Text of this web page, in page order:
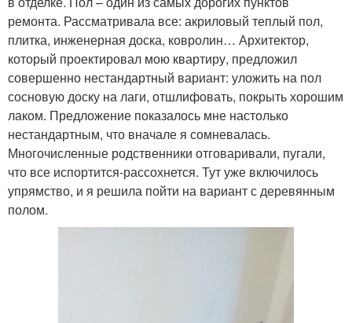
ремонта. Рассматривала все: акриловый теплый пол,
плитка, инженерная доска, ковролин… Архитектор,
который проектировал мою квартиру, предложил
совершенно нестандартный вариант: уложить на пол
сосновую доску на лаги, отшлифовать, покрыть хорошим
лаком. Предложение показалось мне настолько
нестандартным, что вначале я сомневалась.
Многочисленные родственники отговаривали, пугали,
что все испортится-рассохнется. Тут уже включилось
упрямство, и я решила пойти на вариант с деревянным
полом.